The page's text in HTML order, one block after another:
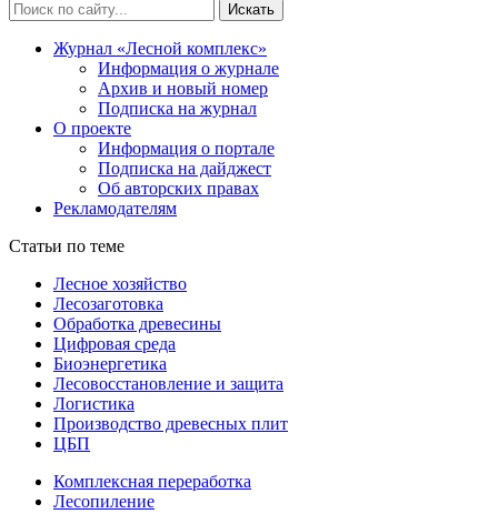
Журнал «Лесной комплекс»
Информация о журнале
Архив и новый номер
Подписка на журнал
О проекте
Информация о портале
Подписка на дайджест
Об авторских правах
Рекламодателям
Статьи по теме
Лесное хозяйство
Лесозаготовка
Обработка древесины
Цифровая среда
Биоэнергетика
Лесовосстановление и защита
Логистика
Производство древесных плит
ЦБП
Комплексная переработка
Лесопиление